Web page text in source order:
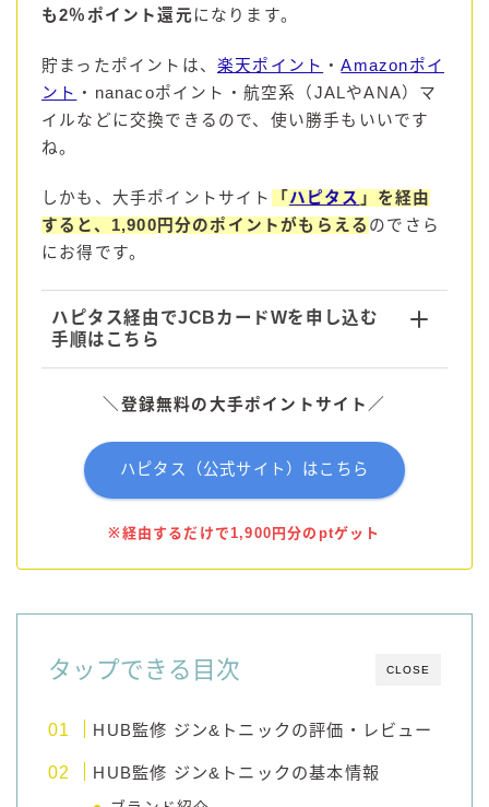
楽天
コラム
運営者情報
お問い合わせ
も2％ポイント還元になります。
貯まったポイントは、 楽天ポイント ・Amazonポイ
ント ・nanacoポイント・航空系（JALやANA）マ
イルなどに交換できるので、使い勝手もいいです
ね。
しかも、大手ポイントサイト 「 ハピタス 」を経由
すると、1,900円分のポイントがもらえる のでさら
にお得です。
ハピタス経由でJCBカードWを申し込む
手順はこちら
＼ 登録無料の大手ポイントサイト ／
ハピタス（公式サイト）はこちら
※経由するだけで1,900円分のptゲット
CLOSE
タップできる目次
HUB監修 ジン&トニックの評価・レビュー
HUB監修 ジン&トニックの基本情報